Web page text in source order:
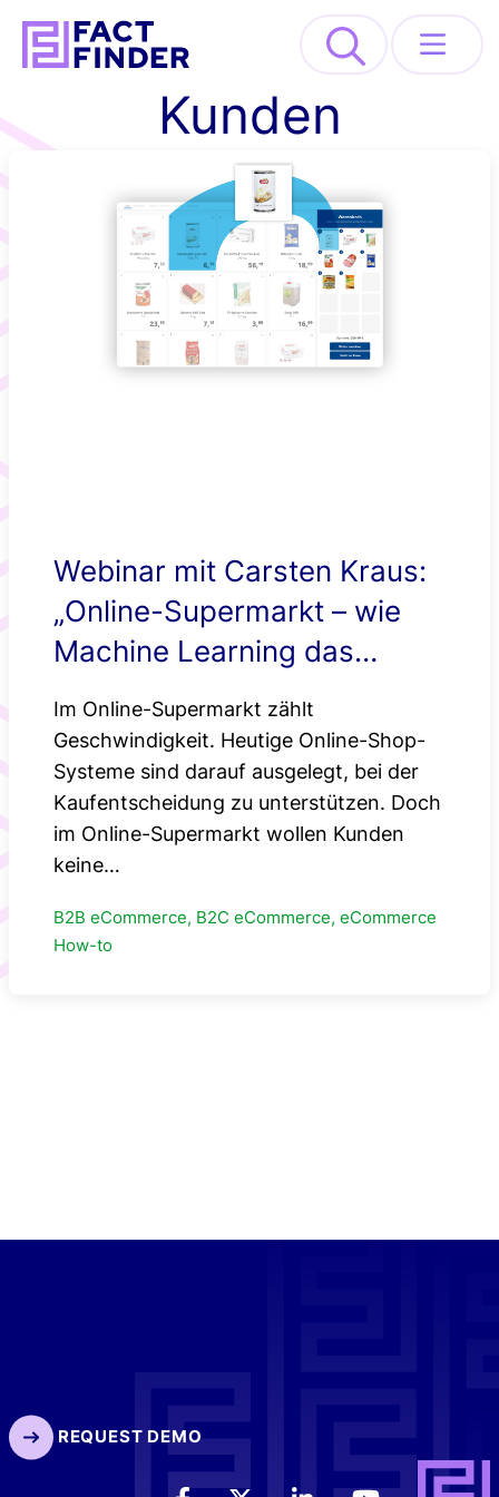
Lösungen
Ressourcen
Kunden
Webinar mit Carsten Kraus:
„Online-Supermarkt – wie
Machine Learning das
Im Online-Supermarkt zählt
Geschwindigkeit. Heutige Online-Shop-
Systeme sind darauf ausgelegt, bei der
Kaufentscheidung zu unterstützen. Doch
im Online-Supermarkt wollen Kunden
keine…
B2B eCommerce, B2C eCommerce, eCommerce
How-to
REQUEST DEMO